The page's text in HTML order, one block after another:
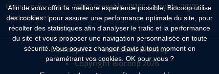
Afin de vous offrir la meilleure expérience possible, Biocoop utilise
des cookies : pour assurer une performance optimale du site, pour
récolter des statistiques afin d'analyser le trafic et la performance
du site et vous proposer une navigation personnalisée en toute
sécurité. Vous pouvez changer d'avis à tout moment en
paramétrant vos cookies. OK pour vous ?
Champ-près-Froges, 38000 Grenoble, 38100 Grenoble, 38220
Livet-et-Gavet
Biocoop.fr
Le réseau Biocoop
Copyright Biocoop 2026